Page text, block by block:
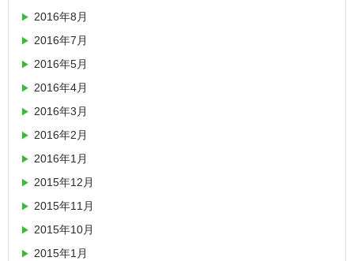
2016年8月
2016年7月
2016年5月
2016年4月
2016年3月
2016年2月
2016年1月
2015年12月
2015年11月
2015年10月
2015年1月